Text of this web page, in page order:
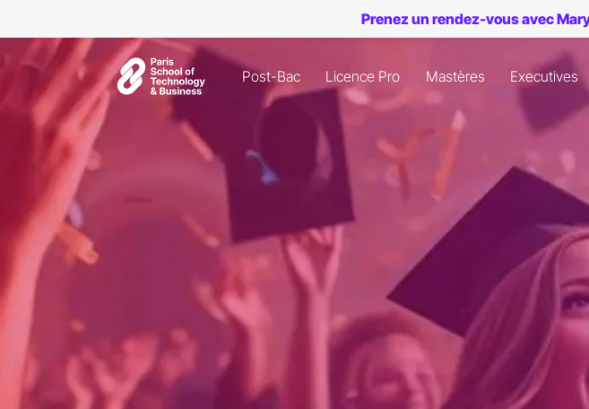
Prenez un rendez-vous avec
Post-Bac Licence Pro Mastères Executives